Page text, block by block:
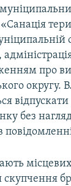
про
округу.
відпускати
без
скупчення